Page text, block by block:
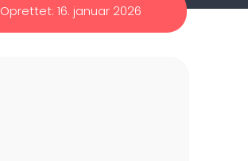
Oprettet: 16. januar 2026